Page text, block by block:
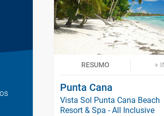
RESUMO +
Punta Cana
Vista Sol Punta Cana Beach
Resort & Spa - All Inclusive